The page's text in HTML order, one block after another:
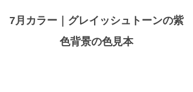
7月カラー｜グレイッシュトーンの紫
色背景の色見本